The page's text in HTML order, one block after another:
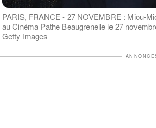
PARIS, FRANCE - 27 NOVEMBRE : Miou-
au Cinéma Pathe Beaugrenelle le 27
Getty Images